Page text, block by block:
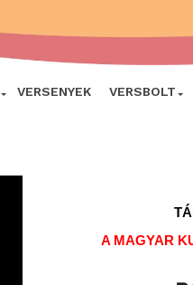
VERSENYEK VERSBOLT
A MAGYAR